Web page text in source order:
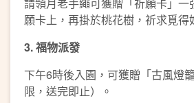
願卡上，再掛於桃花樹，祈求覓得
3. 福物派發
下午6時後入園，可獲贈「古風燈
限，送完即止）。